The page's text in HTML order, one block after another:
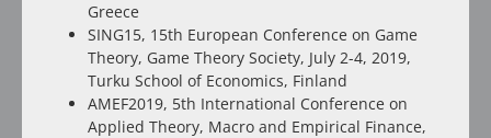
Greece
SING15, 15th European Conference on Game
Theory, Game Theory Society, July 2-4, 2019,
Turku School of Economics, Finland
AMEF2019, 5th International Conference on
Applied Theory, Macro and Empirical Finance,